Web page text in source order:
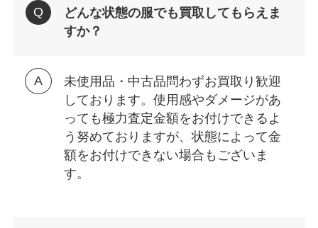
どんな状態の服でも買取してもらえま
すか？
未使用品・中古品問わずお買取り歓迎
しております。使用感やダメージがあ
っても極力査定金額をお付けできるよ
う努めておりますが、状態によって金
額をお付けできない場合もございま
す。